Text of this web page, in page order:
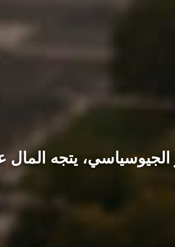
يتجه المال